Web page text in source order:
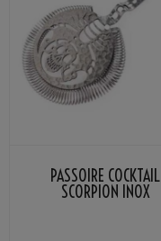
PASSOIRE COCKTAIL
SCORPION INOX